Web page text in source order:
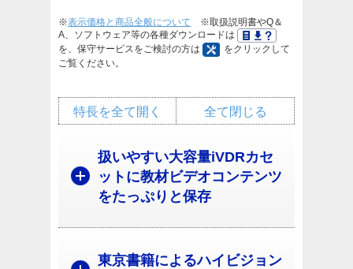
※表示価格と商品全般について ※取扱説明書やQ＆
A、ソフトウェア等の各種ダウンロードは
を、保守サービスをご検討の方は
をクリックして
ご覧ください。
全て閉じる
特長を全て開く
扱いやすい大容量iVDRカセ
ットに教材ビデオコンテンツ
をたっぷりと保存
東京書籍によるハイビジョン